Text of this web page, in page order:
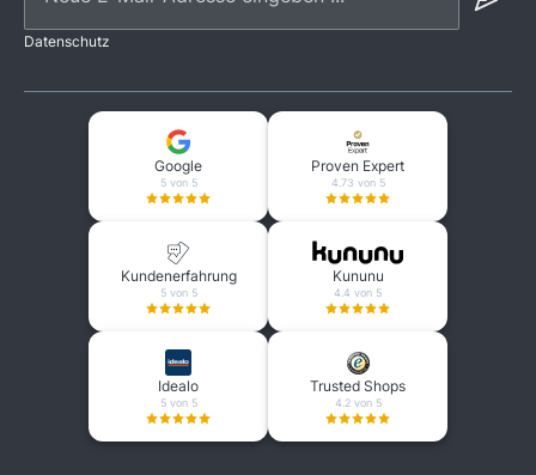
Datenschutz
Google
5 von 5
Proven Expert
4.73 von 5
Kundenerfahrung
5 von 5
Kununu
4.4 von 5
Idealo
5 von 5
Trusted Shops
4.2 von 5